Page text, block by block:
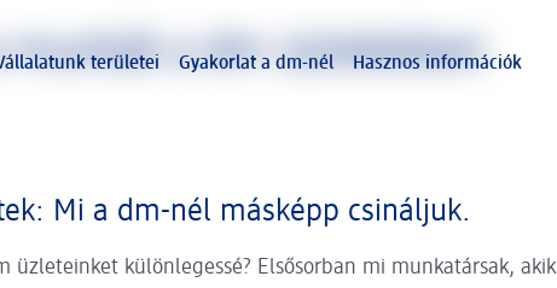
területei Gyakorlat a dm-nél Hasznos információk
munkát a dm üzletekben
Mi a dm-nél másképp csináljuk.
üzleteinket különlegessé? Elsősorban mi munkatársak, akik